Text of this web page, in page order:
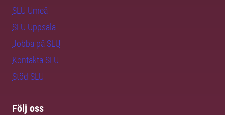
SLU Umeå
SLU Uppsala
Jobba på SLU
Kontakta SLU
Stöd SLU
Följ oss